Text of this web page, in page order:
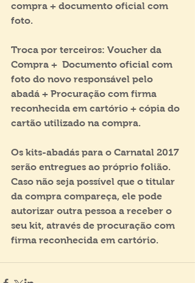
compra + documento oficial com
foto.
Troca por terceiros: Voucher da
Compra +  Documento oficial com
foto do novo responsável pelo
abadá + Procuração com firma
reconhecida em cartório + cópia do
cartão utilizado na compra.
Os kits-abadás para o Carnatal 2017
serão entregues ao próprio folião.
Caso não seja possível que o titular
da compra compareça, ele pode
autorizar outra pessoa a receber o
seu kit, através de procuração com
firma reconhecida em cartório.